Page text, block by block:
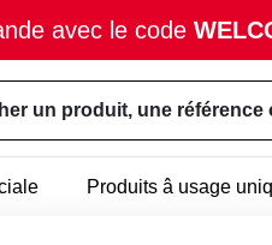
avec le code
un produit, une référence
Produits â usage